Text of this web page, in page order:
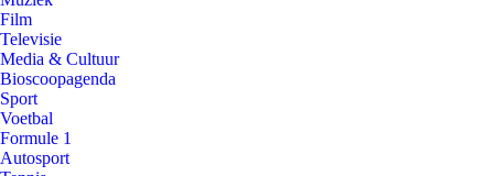
Film
Televisie
Media & Cultuur
Bioscoopagenda
Sport
Voetbal
Formule 1
Autosport